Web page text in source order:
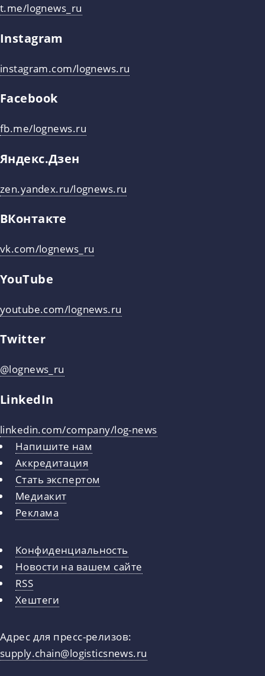
t.me/lognews_ru
Instagram
instagram.com/lognews.ru
Facebook
fb.me/lognews.ru
Яндекс.Дзен
zen.yandex.ru/lognews.ru
ВКонтакте
vk.com/lognews_ru
YouTube
youtube.com/lognews.ru
Twitter
@lognews_ru
LinkedIn
linkedin.com/company/log-news
Напишите нам
Аккредитация
Стать экспертом
Медиакит
Реклама
Конфиденциальность
Новости на вашем сайте
RSS
Хештеги
Адрес для пресс-релизов:
supply.chain@logisticsnews.ru